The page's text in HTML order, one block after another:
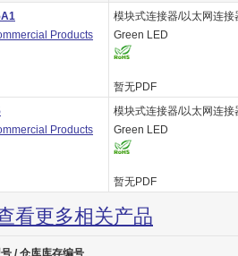
Products
模块式连接器/以太网连
Green LED
暂无PDF
Products
模块式连接器/以太网连
Green LED
暂无PDF
看更多相关产品
/ 仓库库存编号